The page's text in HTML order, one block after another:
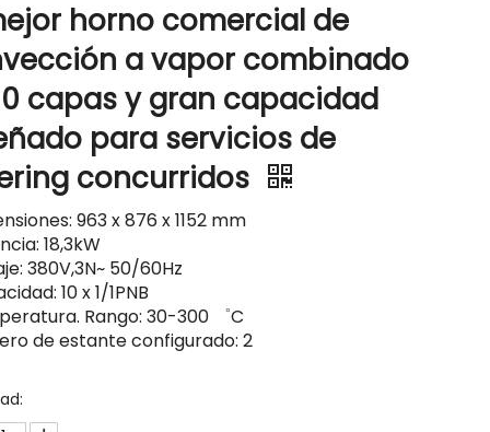
horno comercial de
a vapor combinado
capas y gran capacidad
para servicios de
concurridos
963 x 876 x 1152 mm
18,3kW
380V,3N~ 50/60Hz
10 x 1/1PNB
Rango: 30-300 ゜C
de estante configurado: 2